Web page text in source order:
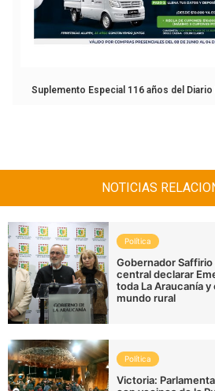
Suplemento Especial 116 años del
NOTICIAS
Política
Gobernador
central declarar
toda La Araucanía
mundo rural
Política
Victoria: